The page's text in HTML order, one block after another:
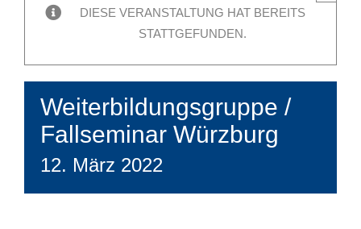
DIESE VERANSTALTUNG HAT BEREITS
STATTGEFUNDEN.
Weiterbildungsgruppe /
Fallseminar Würzburg
12. März 2022